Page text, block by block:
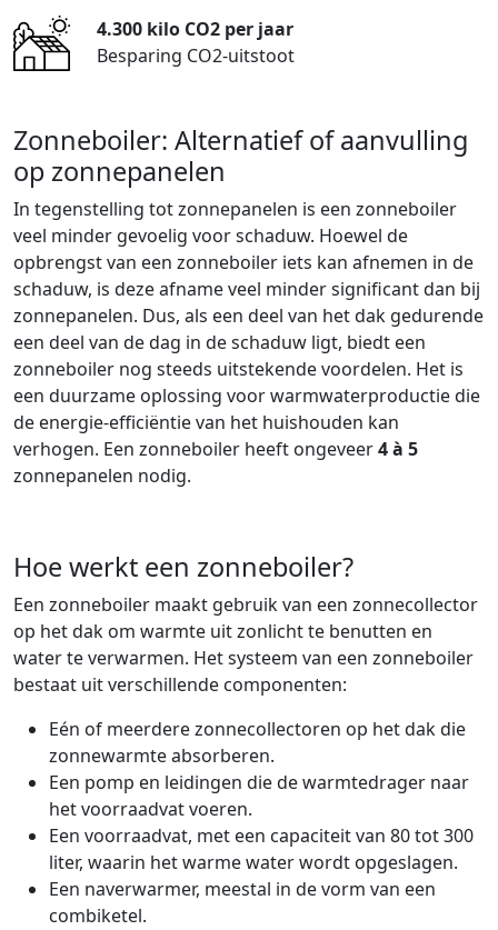
4.300 kilo CO2 per jaar
Besparing CO2-uitstoot
Zonneboiler: Alternatief of aanvulling
op zonnepanelen
In tegenstelling tot zonnepanelen is een zonneboiler
veel minder gevoelig voor schaduw. Hoewel de
opbrengst van een zonneboiler iets kan afnemen in de
schaduw, is deze afname veel minder significant dan bij
zonnepanelen. Dus, als een deel van het dak gedurende
een deel van de dag in de schaduw ligt, biedt een
zonneboiler nog steeds uitstekende voordelen. Het is
een duurzame oplossing voor warmwaterproductie die
de energie-efficiëntie van het huishouden kan
verhogen. Een zonneboiler heeft ongeveer4 à 5
zonnepanelen nodig.
Hoe werkt een zonneboiler?
Een zonneboiler maakt gebruik van een zonnecollector
op het dak om warmte uit zonlicht te benutten en
water te verwarmen. Het systeem van een zonneboiler
bestaat uit verschillende componenten:
Eén of meerdere zonnecollectoren op het dak die
zonnewarmte absorberen.
Een pomp en leidingen die de warmtedrager naar
het voorraadvat voeren.
Een voorraadvat, met een capaciteit van 80 tot 300
liter, waarin het warme water wordt opgeslagen.
Een naverwarmer, meestal in de vorm van een
combiketel.